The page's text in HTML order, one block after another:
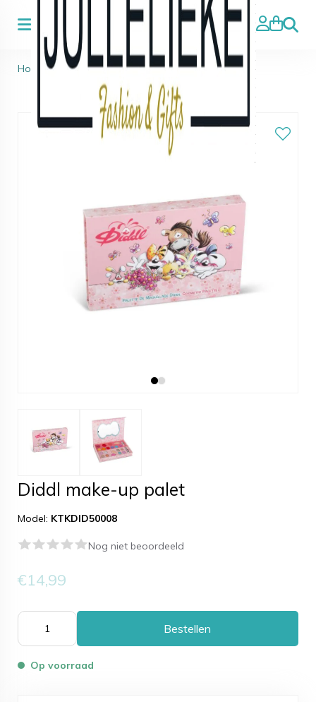
Zoeken
Home > Diddl make-up palet
Diddl make-up palet
Model: KTKDID50008
Nog niet beoordeeld
€14,99
Bestellen
Op voorraad